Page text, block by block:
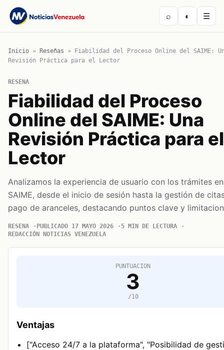
⌕ ◐ ☰
Inicio » Reseñas »
Fiabilidad del Proceso Online del SAIME:
Revisión Práctica para el Lector
RESENA
Fiabilidad del Proceso
Online del SAIME: Una
Revisión Práctica para el
Lector
Analizamos la experiencia de usuario con los trámites
SAIME, desde el inicio de sesión hasta la gestión de
pago de aranceles, destacando puntos clave y
RESENA PUBLICADO 17 MAYO 2026
5 MIN DE LECTURA
REDACCIÓN NOTICIAS VENEZUELA
PUNTUACION
3
/10
Ventajas
["Acceso 24/7 a la plataforma", "Posibilidad de